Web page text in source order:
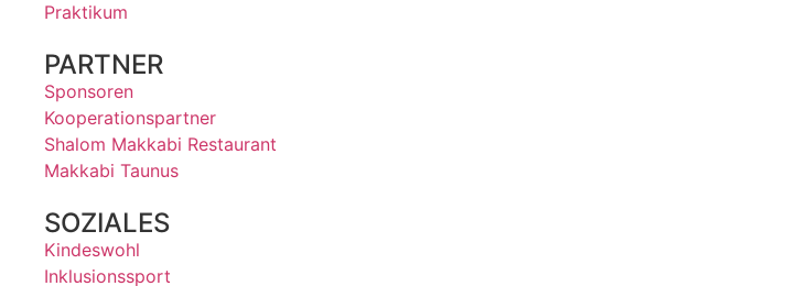
Praktikum
PARTNER
Sponsoren
Kooperationspartner
Shalom Makkabi Restaurant
Makkabi Taunus
SOZIALES
Kindeswohl
Inklusionssport